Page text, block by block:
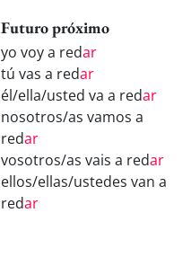
Futuro próximo
yo voy a redar
tú vas a redar
él/ella/usted va a redar
nosotros/as vamos a
redar
vosotros/as vais a redar
ellos/ellas/ustedes van a
redar